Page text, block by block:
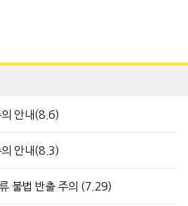
의 안내(8.6)
의 안내(8.3)
불법 반출 주의 (7.29)